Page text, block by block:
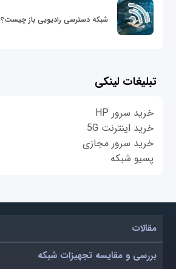
شبکه دسترسی رادیویی باز چیست؟
تبلیغات لینکی
خرید سرور HP
خرید اینترنت 5G
خرید سرور مجازی
پسیو شبکه
مقالات
بررسی و مقایسه تجهیزات شبکه